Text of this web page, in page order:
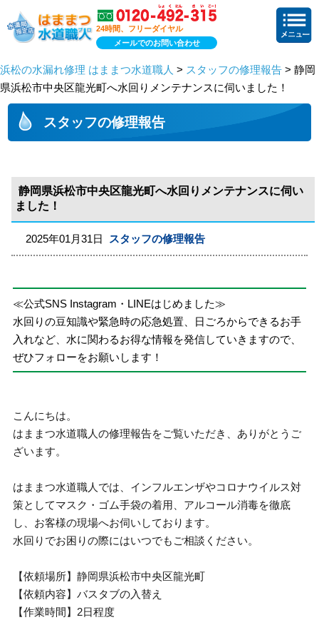
24時間、フリーダイヤル
メールでのお問い合わせ
浜松の水漏れ修理 はままつ水道職人 > スタッフの修理報告 > 静岡
県浜松市中央区龍光町へ水回りメンテナンスに伺いました！
スタッフの修理報告
静岡県浜松市中央区龍光町へ水回りメンテナンスに伺い
ました！
2025年01月31日 スタッフの修理報告
≪公式SNS Instagram・LINEはじめました≫
水回りの豆知識や緊急時の応急処置、日ごろからできるお手
入れなど、水に関わるお得な情報を発信していきますので、
ぜひフォローをお願いします！
こんにちは。
はままつ水道職人の修理報告をご覧いただき、ありがとうご
ざいます。
はままつ水道職人では、インフルエンザやコロナウイルス対
策としてマスク・ゴム手袋の着用、アルコール消毒を徹底
し、お客様の現場へお伺いしております。
水回りでお困りの際にはいつでもご相談ください。
【依頼場所】静岡県浜松市中央区龍光町
【依頼内容】バスタブの入替え
【作業時間】2日程度